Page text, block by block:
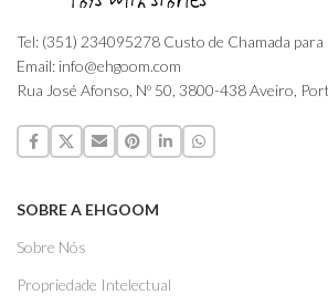
Tel: (351) 234095278 Custo de Chamada para
Email: info@ehgoom.com
Rua José Afonso, Nº 50, 3800-438 Aveiro,
SOBRE A EHGOOM
Sobre Nós
Propriedade Intelectual